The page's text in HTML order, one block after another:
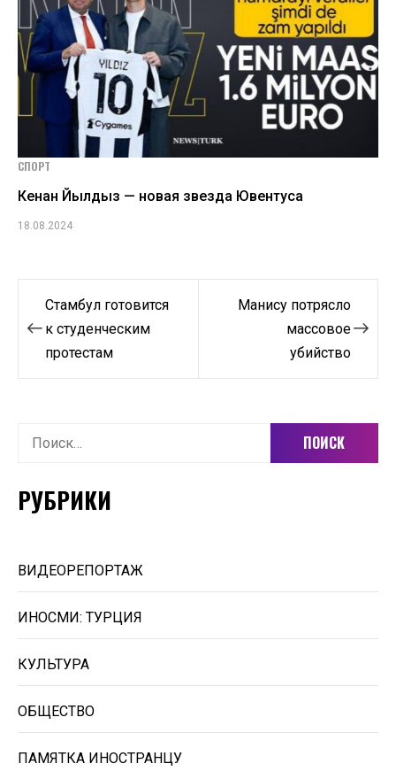
СПОРТ
Кенан Йылдыз — новая звезда Ювентуса
18.08.2024
Навигация
по
записям
Стамбул готовится
к студенческим
протестам
Манису потрясло
массовое
убийство
Найти:
РУБРИКИ
ВИДЕОРЕПОРТАЖ
ИНОСМИ: ТУРЦИЯ
КУЛЬТУРА
ОБЩЕСТВО
ПАМЯТКА ИНОСТРАНЦУ